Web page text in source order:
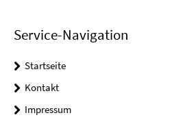
Service-Navigation
Startseite
Kontakt
Impressum